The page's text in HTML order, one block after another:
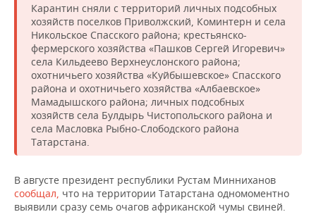
КИБЕРСПОРТ
ФИГУРНОЕ КАТАНИЕ
ВОДНЫЕ ВИДЫ СПОРТА
ХОККЕЙ С МЯЧОМ
КУЛЬТУРА
МЕДИЦИНА
ОБРАЗОВАНИЕ
ПРОИСШЕСТВИЯ
СПИСОК КОМПАНИЙ
Карантин сняли с территорий личных подсобных
хозяйств поселков Приволжский, Коминтерн и села
Никольское Спасского района; крестьянско-
фермерского хозяйства «Пашков Сергей Игоревич»
села Кильдеево Верхнеуслонского района;
охотничьего хозяйства «Куйбышевское» Спасского
района и охотничьего хозяйства «Албаевское»
Мамадышского района; личных подсобных
хозяйств села Булдырь Чистопольского района и
села Масловка Рыбно-Слободского района
Татарстана.
В августе президент республики Рустам Минниханов
сообщал, что на территории Татарстана одномоментно
выявили сразу семь очагов африканской чумы свиней.